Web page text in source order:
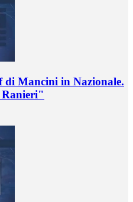
di Mancini in Nazionale.
Ranieri"